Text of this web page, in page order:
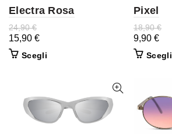
Electra Rosa
24,90€
15,90 €
Scegli
Pixel
18,90€
9,90 €
Scegli